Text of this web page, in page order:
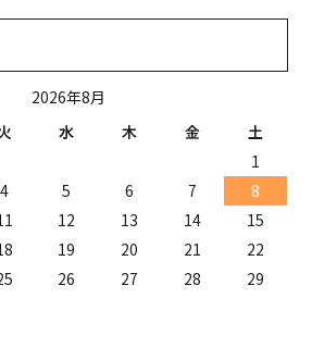
2026年8月
水 木 金 土
1
4 5 6 7
8
12 13 14
15
19 20 21
22
26 27 28
29